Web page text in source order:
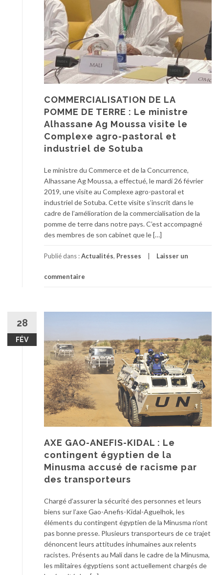
COMMERCIALISATION DE LA
POMME DE TERRE : Le ministre
Alhassane Ag Moussa visite le
Complexe agro-pastoral et
industriel de Sotuba
Le ministre du Commerce et de la Concurrence,
Alhassane Ag Moussa, a effectué, le mardi 26 février
2019, une visite au Complexe agro-pastoral et
industriel de Sotuba. Cette visite s’inscrit dans le
cadre de l’amélioration de la commercialisation de la
pomme de terre dans notre pays. C’est accompagné
des membres de son cabinet que le […]
Publié dans :Actualités, Presses Laisser un
commentaire
28
FÉV
AXE GAO-ANEFIS-KIDAL : Le
contingent égyptien de la
Minusma accusé de racisme par
des transporteurs
Chargé d’assurer la sécurité des personnes et leurs
biens sur l’axe Gao-Anefis-Kidal-Aguelhok, les
éléments du contingent égyptien de la Minusma n’ont
pas bonne presse. Plusieurs transporteurs de ce trajet
dénoncent leurs attitudes inhumaines aux relents
racistes. Présents au Mali dans le cadre de la Minusma,
les militaires égyptiens sont actuellement chargés de